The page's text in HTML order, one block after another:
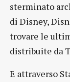
sterminato
di Disney,
trovare le
distribuite da
E attraverso